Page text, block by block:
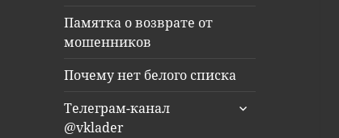
Памятка о возврате от
мошенников
Почему нет белого списка
Телеграм-канал
@vklader
раскрыть